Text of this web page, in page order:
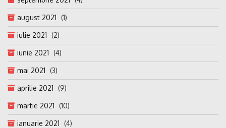
august 2021 (1)
iulie 2021 (2)
iunie 2021 (4)
mai 2021 (3)
aprilie 2021 (9)
martie 2021 (10)
ianuarie 2021 (4)